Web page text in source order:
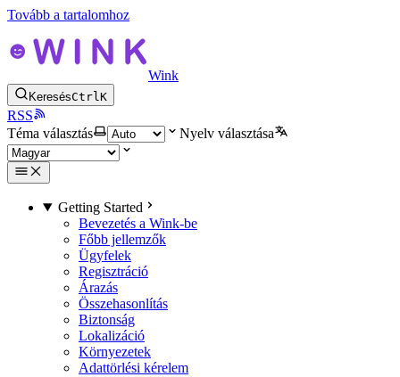
Tovább a tartalomhoz
Wink
KeresésCtrlK
RSS
Téma választás
Nyelv választása
Getting Started
Bevezetés a Wink-be
Főbb jellemzők
Ügyfelek
Regisztráció
Árazás
Összehasonlítás
Biztonság
Lokalizáció
Környezetek
Adattörlési kérelem